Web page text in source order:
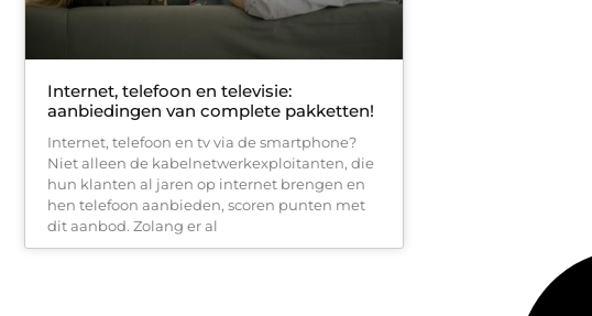
Internet, telefoon en televisie:
aanbiedingen van complete pakketten!
Internet, telefoon en tv via de smartphone?
Niet alleen de kabelnetwerkexploitanten, die
hun klanten al jaren op internet brengen en
hen telefoon aanbieden, scoren punten met
dit aanbod. Zolang er al